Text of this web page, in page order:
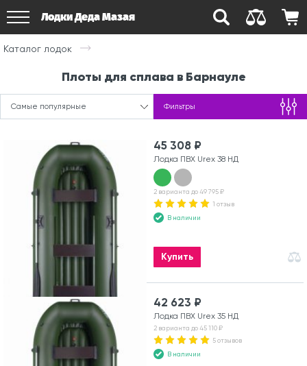
Лодки Деда Мазая
Каталог лодок
Плоты для сплава в Барнауле
Самые популярные Фильтры
45 308 ₽
Лодка ПВХ Urex 38 НД
2 варианта до 49 795 ₽
1 отзыв
В наличии
Купить
42 623 ₽
Лодка ПВХ Urex 35 НД
2 варианта до 45 110 ₽
5 отзывов
В наличии